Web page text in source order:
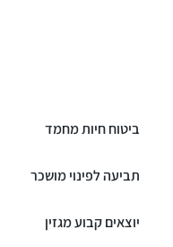
ביטוח חיות מחמד
תביעה לפינוי מושכר
יוצאים קבוע מגזין